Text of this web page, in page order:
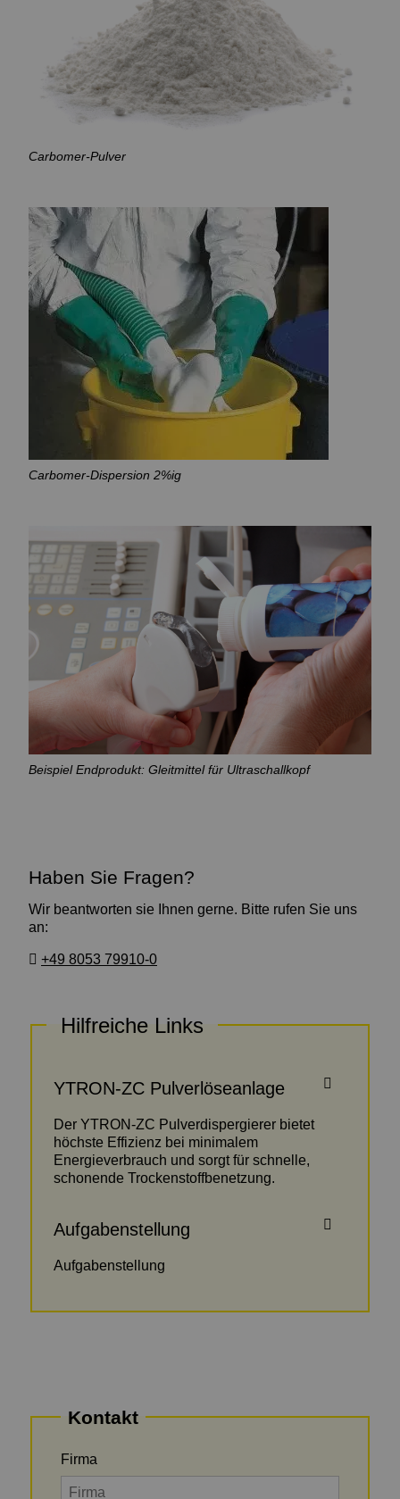
Carbomer-Pulver
Carbomer-Dispersion 2%ig
Beispiel Endprodukt: Gleitmittel für Ultraschallkopf
Haben Sie Fragen?
Wir beantworten sie Ihnen gerne. Bitte rufen Sie uns
an:
+49 8053 79910-0
Hilfreiche Links
YTRON-ZC Pulverlöseanlage
Der YTRON-ZC Pulverdispergierer bietet
höchste Effizienz bei minimalem
Energieverbrauch und sorgt für schnelle,
schonende Trockenstoffbenetzung.
Aufgabenstellung
Aufgabenstellung
Kontakt
Firma